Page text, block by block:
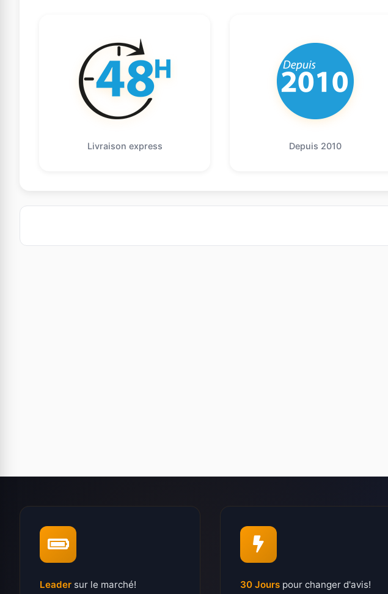
Livraison express Depuis 2010
Leader sur le marché! 30 Jours pour changer d'avis!